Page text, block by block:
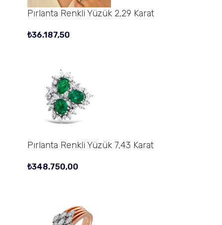
Pırlanta Renkli Yüzük 2,29 Karat
₺36.187,50
Pırlanta Renkli Yüzük 7,43 Karat
₺348.750,00